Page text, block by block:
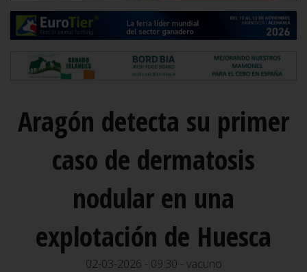
Aragón detecta su primer
caso de dermatosis
nodular en una
explotación de Huesca
02-03-2026 - 09:30 - vacuno